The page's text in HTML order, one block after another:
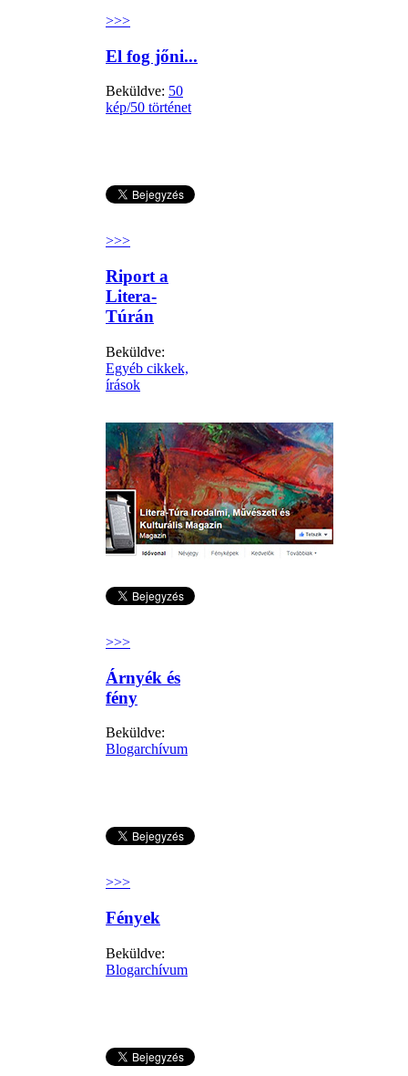
>>>
El fog jőni...
Beküldve: 50
kép/50 történet
>>>
Riport a
Litera-
Túrán
Beküldve:
Egyéb cikkek,
írások
>>>
Árnyék és
fény
Beküldve:
Blogarchívum
>>>
Fények
Beküldve:
Blogarchívum